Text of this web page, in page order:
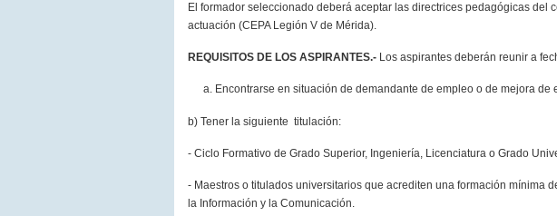
El formador seleccionado deberá aceptar las directrices pedagógicas
actuación (CEPA Legión V de Mérida).
REQUISITOS DE LOS ASPIRANTES.- Los aspirantes deberán reunir a
Encontrarse en situación de demandante de empleo o de mejora
b) Tener la siguiente titulación:
- Ciclo Formativo de Grado Superior, Ingeniería, Licenciatura o Grado
- Maestros o titulados universitarios que acrediten una formación mínima
la Información y la Comunicación.